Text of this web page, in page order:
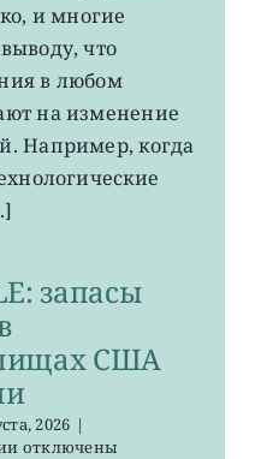
говорят
потоки
средств
на
рынке
ETF
и многие
что
в любом
на изменение
Например, когда
запасы
США
2026 |
котключены